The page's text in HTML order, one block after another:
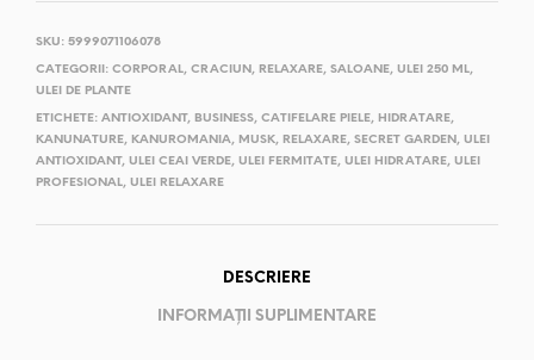
SKU: 5999071106078
CATEGORII: CORPORAL, CRACIUN , RELAXARE, SALOANE, ULEI 250 ML,
ULEI DE PLANTE
ETICHETE: ANTIOXIDANT, BUSINESS, CATIFELARE PIELE, HIDRATARE,
KANUNATURE, KANUROMANIA, MUSK, RELAXARE, SECRET GARDEN , ULEI
ANTIOXIDANT, ULEI CEAI VERDE, ULEI FERMITATE, ULEI HIDRATARE, ULEI
PROFESIONAL, ULEI RELAXARE
DESCRIERE
INFORMAȚII SUPLIMENTARE